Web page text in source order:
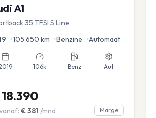
A1
35 TFSI S Line
•105.650 km •Benzine •Automaat
106k Benz Aut
18.390
€ 381 /mnd Marge